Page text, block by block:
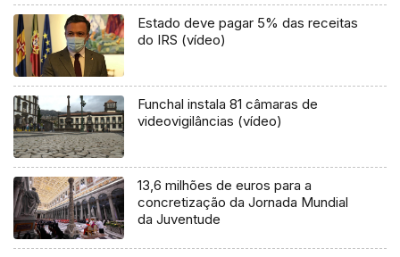
Estado deve pagar 5% das receitas
do IRS (vídeo)
Funchal instala 81 câmaras de
videovigilâncias (vídeo)
13,6 milhões de euros para a
concretização da Jornada Mundial
da Juventude